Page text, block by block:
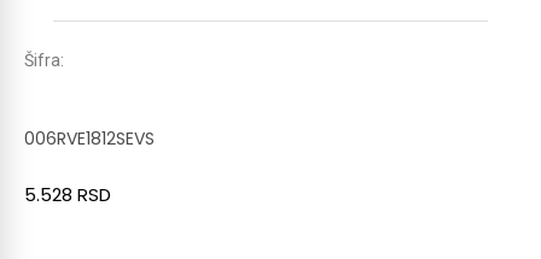
Šifra:
006RVE1812SEVS
5.528 RSD